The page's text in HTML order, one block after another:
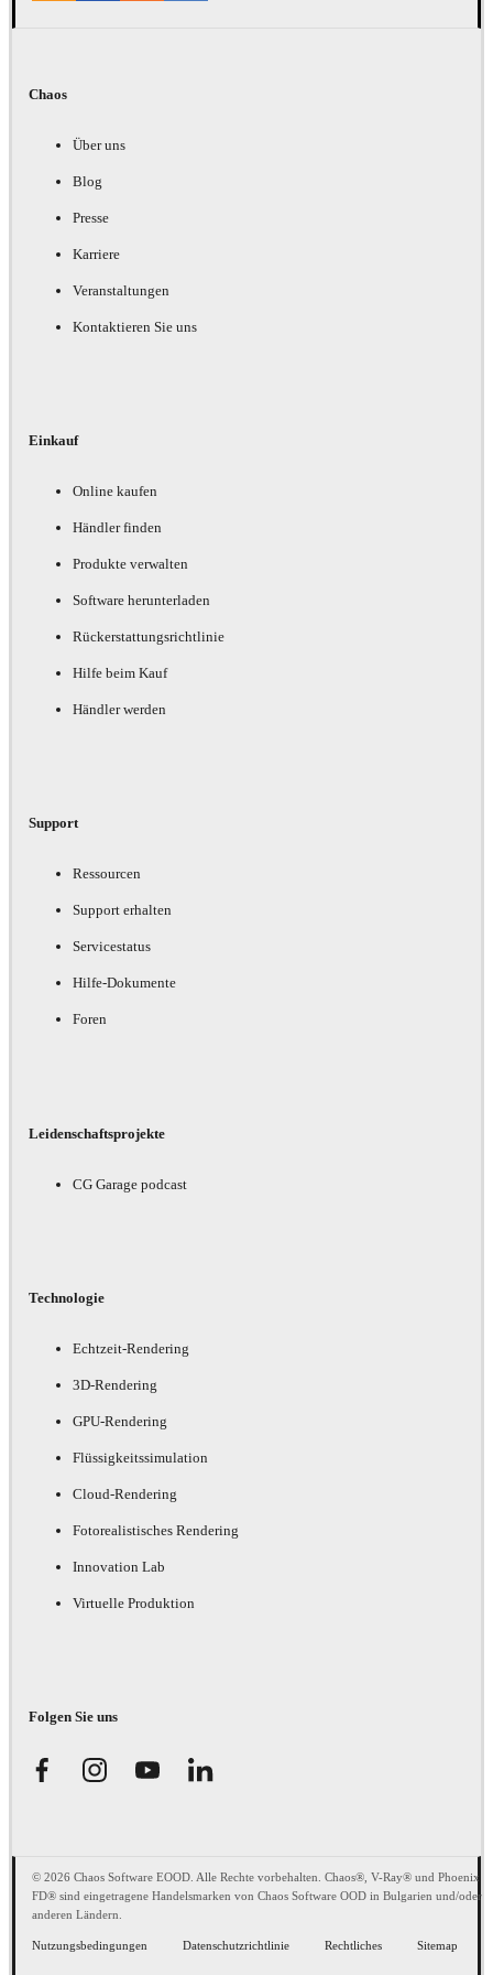
Chaos
Über uns
Blog
Presse
Karriere
Veranstaltungen
Kontaktieren Sie uns
Einkauf
Online kaufen
Händler finden
Produkte verwalten
Software herunterladen
Rückerstattungsrichtlinie
Hilfe beim Kauf
Händler werden
Support
Ressourcen
Support erhalten
Servicestatus
Hilfe-Dokumente
Foren
Leidenschaftsprojekte
CG Garage podcast
Technologie
Echtzeit-Rendering
3D-Rendering
GPU-Rendering
Flüssigkeitssimulation
Cloud-Rendering
Fotorealistisches Rendering
Innovation Lab
Virtuelle Produktion
Folgen Sie uns
© 2026 Chaos Software EOOD. Alle Rechte vorbehalten. Chaos®, V-Ray® und Phoenix
FD® sind eingetragene Handelsmarken von Chaos Software OOD in Bulgarien und/oder
anderen Ländern.
Nutzungsbedingungen Datenschutzrichtlinie Rechtliches Sitemap